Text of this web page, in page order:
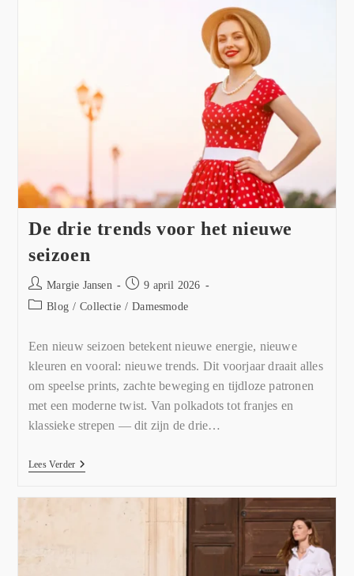
De drie trends voor het nieuwe
seizoen
Margie Jansen
9 april 2026
Blog / Collectie / Damesmode
Een nieuw seizoen betekent nieuwe energie, nieuwe
kleuren en vooral: nieuwe trends. Dit voorjaar draait alles
om speelse prints, zachte beweging en tijdloze patronen
met een moderne twist. Van polkadots tot franjes en
klassieke strepen — dit zijn de drie…
Lees Verder